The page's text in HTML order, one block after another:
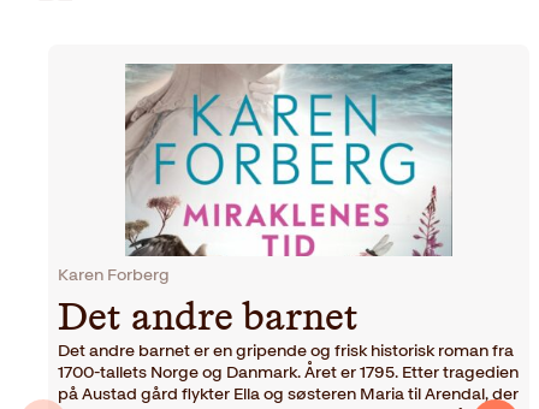
Karen Forberg
Det andre barnet
Det andre barnet er en gripende og frisk historisk roman fra
1700-tallets Norge og Danmark. Året er 1795. Etter tragedien
på Austad gård flykter Ella og søsteren Maria til Arendal, der